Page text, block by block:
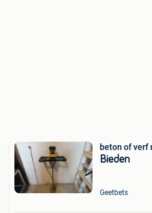
beton of verf
Bieden
Geetbets